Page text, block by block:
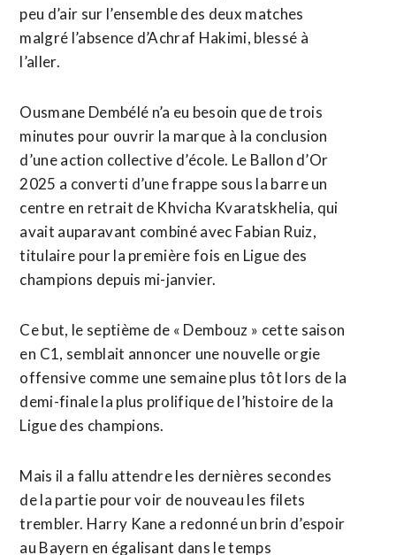
peu d’air sur l’ensemble des deux matches
malgré l’absence d’Achraf Hakimi, blessé à
l’aller.
Ousmane Dembélé n’a eu besoin que de trois
minutes pour ouvrir la marque à la conclusion
d’une action collective d’école. Le Ballon d’Or
2025 a converti d’une frappe sous la barre un
centre en retrait ⁠de Khvicha Kvaratskhelia, qui
avait auparavant combiné avec Fabian Ruiz,
titulaire pour la première fois en Ligue des
champions depuis mi-janvier.
Ce but, le septième de « Dembouz » cette saison
en ⁠C1, semblait annoncer une nouvelle orgie
offensive comme une semaine plus tôt lors de la
demi-finale la plus prolifique de l’histoire de la
Ligue des champions.
Mais il a fallu attendre les dernières secondes
de la partie pour voir de nouveau les filets
trembler. Harry Kane a redonné un brin d’espoir
au Bayern en égalisant dans le temps